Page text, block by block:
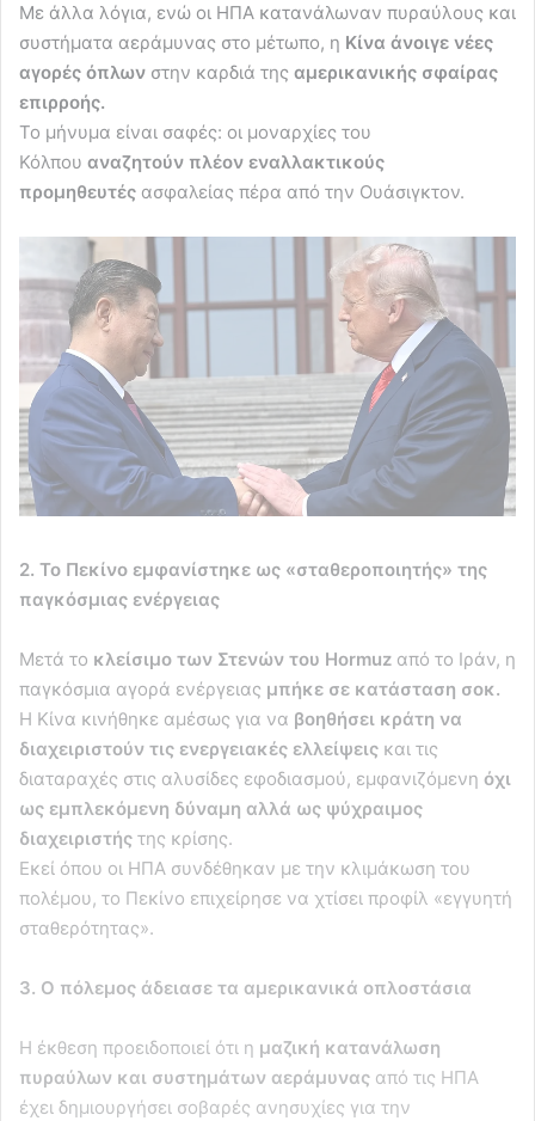
Με άλλα λόγια, ενώ οι ΗΠΑ κατανάλωναν πυραύλους και
συστήματα αεράμυνας στο μέτωπο, η Κίνα άνοιγε νέες
αγορές όπλων στην καρδιά της αμερικανικής σφαίρας
επιρροής.
Το μήνυμα είναι σαφές: οι μοναρχίες του
Κόλπου αναζητούν πλέον εναλλακτικούς
προμηθευτές ασφαλείας πέρα από την Ουάσιγκτον.
2. Το Πεκίνο εμφανίστηκε ως «σταθεροποιητής» της
παγκόσμιας ενέργειας
Μετά το κλείσιμο των Στενών του Hormuz από το Ιράν, η
παγκόσμια αγορά ενέργειας μπήκε σε κατάσταση σοκ.
Η Κίνα κινήθηκε αμέσως για να βοηθήσει κράτη να
διαχειριστούν τις ενεργειακές ελλείψεις και τις
διαταραχές στις αλυσίδες εφοδιασμού, εμφανιζόμενη όχι
ως εμπλεκόμενη δύναμη αλλά ως ψύχραιμος
διαχειριστής της κρίσης.
Εκεί όπου οι ΗΠΑ συνδέθηκαν με την κλιμάκωση του
πολέμου, το Πεκίνο επιχείρησε να χτίσει προφίλ «εγγυητή
σταθερότητας».
3. Ο πόλεμος άδειασε τα αμερικανικά οπλοστάσια
Η έκθεση προειδοποιεί ότι η μαζική κατανάλωση
πυραύλων και συστημάτων αεράμυνας από τις ΗΠΑ
έχει δημιουργήσει σοβαρές ανησυχίες για την